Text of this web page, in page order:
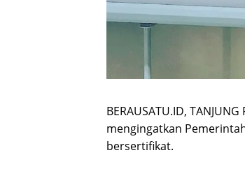
BERAUSATU.ID,
mengingatkan
bersertifikat.